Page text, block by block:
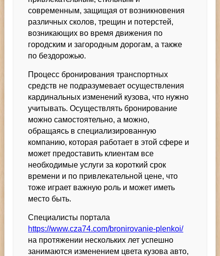
современным, защищая от возникновения
различных сколов, трещин и потерстей,
возникающих во время движения по
городским и загородным дорогам, а также
по бездорожью.
Процесс бронирования транспортных
средств не подразумевает осуществления
кардинальных изменений кузова, что нужно
учитывать. Осуществлять бронирование
можно самостоятельно, а можно,
обращаясь в специализированную
компанию, которая работает в этой сфере и
может предоставить клиентам все
необходимые услуги за короткий срок
времени и по привлекательной цене, что
тоже играет важную роль и может иметь
место быть.
Специалисты портала
https://www.cza74.com/bronirovanie-plenkoi/
на протяжении нескольких лет успешно
занимаются изменением цвета кузова авто,